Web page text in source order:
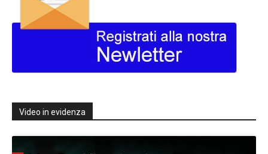
Video in evidenza